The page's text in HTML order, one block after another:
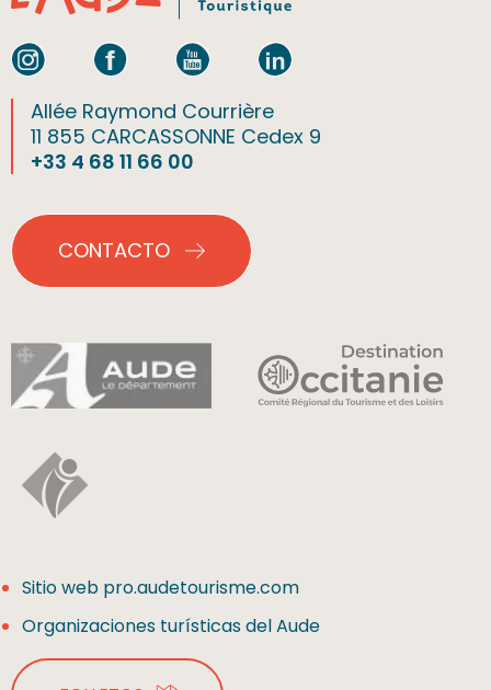
Allée Raymond Courrière
11 855 CARCASSONNE Cedex 9
+33 4 68 11 66 00
CONTACTO
Sitio web pro.audetourisme.com
Organizaciones turísticas del Aude